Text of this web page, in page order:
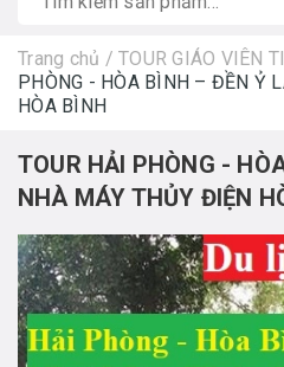
Trang chủ / TOUR GIÁO VIÊN
PHÒNG - HÒA BÌNH – ĐỀN Ỷ
HÒA BÌNH
TOUR HẢI PHÒNG -
NHÀ MÁY THỦY ĐIỆN